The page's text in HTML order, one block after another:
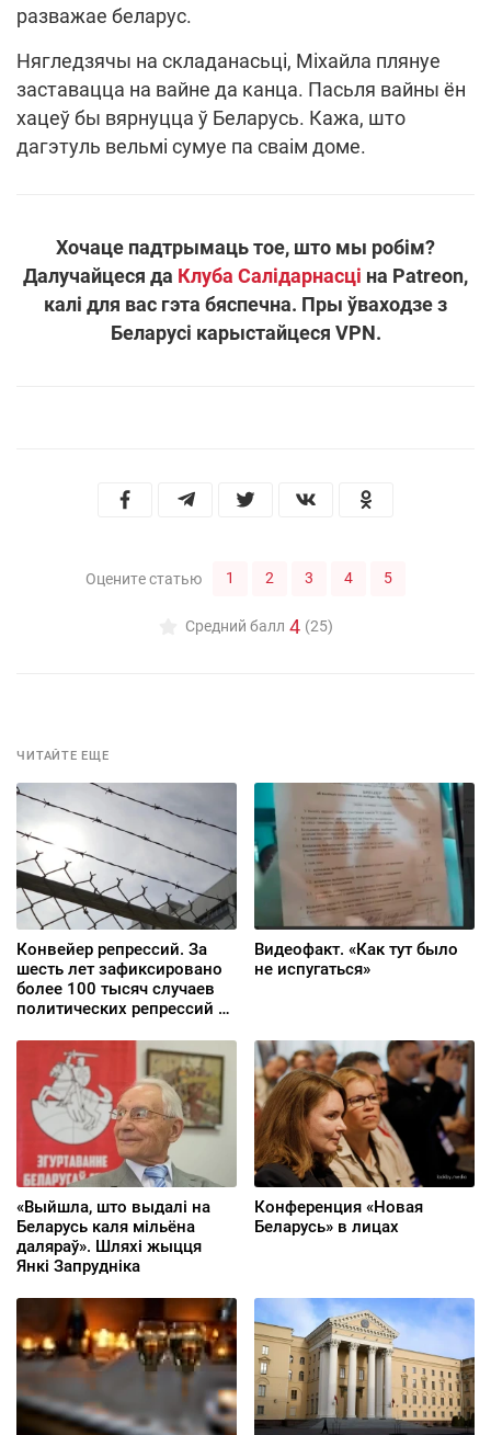
разважае беларус.
Нягледзячы на складанасьці, Міхайла плянуе
заставацца на вайне да канца. Пасьля вайны ён
хацеў бы вярнуцца ў Беларусь. Кажа, што
дагэтуль вельмі сумуе па сваім доме.
Хочаце падтрымаць тое, што мы робім?
Далучайцеся да Клуба Салідарнасці на Patreon,
калі для вас гэта бяспечна. Пры ўваходзе з
Беларусі карыстайцеся VPN.
Оцените статью 1 2 3 4 5
Средний балл 4 (25)
ЧИТАЙТЕ ЕЩЕ
Конвейер репрессий. За
шесть лет зафиксировано
более 100 тысяч случаев
политических репрессий —
Видеофакт. «Как тут было
не испугаться»
«Выйшла, што выдалі на
Беларусь каля мільёна
даляраў». Шляхі жыцця
Янкі Запрудніка
Конференция «Новая
Беларусь» в лицах